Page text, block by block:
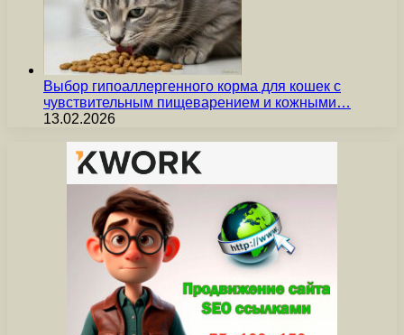
Выбор гипоаллергенного корма для кошек с
чувствительным пищеварением и кожными…
13.02.2026